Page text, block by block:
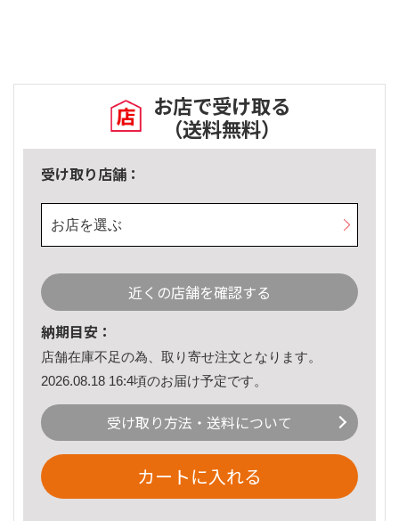
お店で受け取る
（送料無料）
受け取り店舗：
お店を選ぶ
近くの店舗を確認する
納期目安：
店舗在庫不足の為、取り寄せ注文となります。
2026.08.18 16:4頃のお届け予定です。
受け取り方法・送料について
カートに入れる